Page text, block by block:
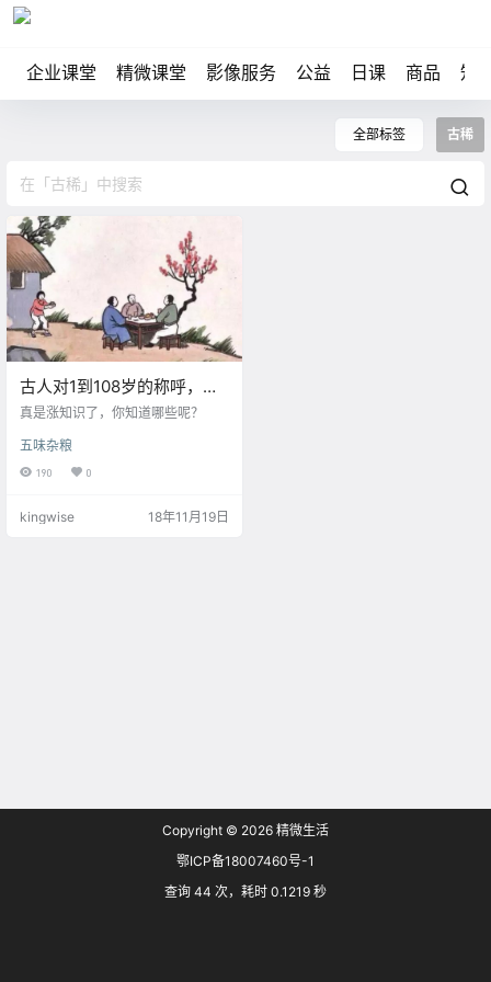
企业课堂 精微课堂 影像服务 公益 日课 商品 知
全部标签 古稀
古人对1到108岁的称呼，竟
然美到让人窒息
真是涨知识了，你知道哪些呢？
五味杂粮
190 0
kingwise 18年11月19日
Copyright © 2026 精微生活
鄂ICP备18007460号-1
查询 44 次，耗时 0.1219 秒